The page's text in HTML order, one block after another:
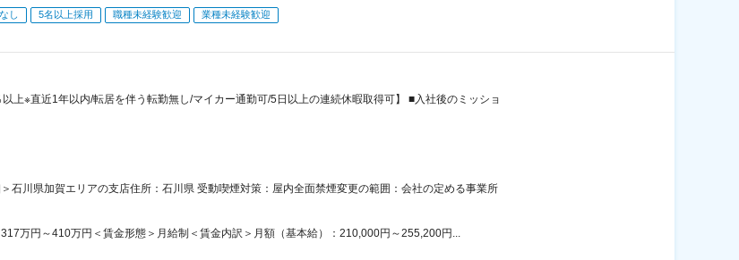
し 5名以上採用 職種未経験歓迎 業種未経験歓迎
以上※直近1年以内/転居を伴う転勤無し/マイカー通勤可/5日以上の連続休暇取得可】 ■入社後のミッショ
＞石川県加賀エリアの支店住所：石川県 受動喫煙対策：屋内全面禁煙変更の範囲：会社の定める事業所
万円～410万円＜賃金形態＞月給制＜賃金内訳＞月額（基本給）：210,000円～255,200円...